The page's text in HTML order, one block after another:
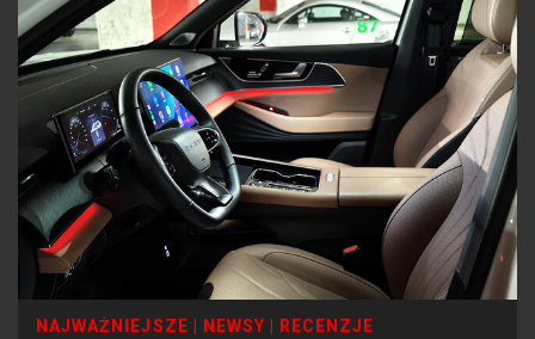
NAJWAŻNIEJSZE NEWSY
RECENZJE